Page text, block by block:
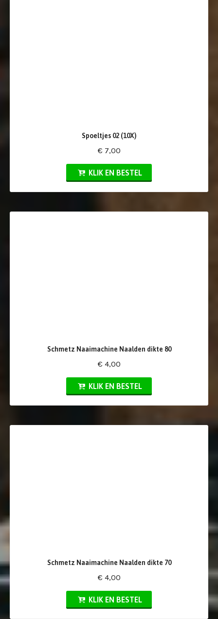
Spoeltjes 02 (10X)
€ 7,00
KLIK EN BESTEL
Schmetz Naaimachine Naalden dikte 80
€ 4,00
KLIK EN BESTEL
Schmetz Naaimachine Naalden dikte 70
€ 4,00
KLIK EN BESTEL